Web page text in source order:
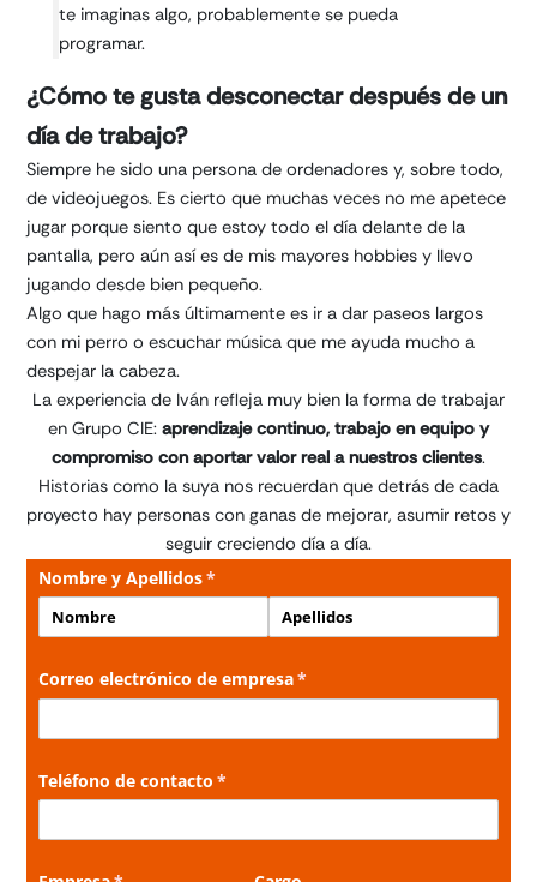
te imaginas algo, probablemente se pueda
programar.
¿Cómo te gusta desconectar después de un
día de trabajo?
Siempre he sido una persona de ordenadores y, sobre todo,
de videojuegos. Es cierto que muchas veces no me apetece
jugar porque siento que estoy todo el día delante de la
pantalla, pero aún así es de mis mayores hobbies y llevo
jugando desde bien pequeño.
Algo que hago más últimamente es ir a dar paseos largos
con mi perro o escuchar música que me ayuda mucho a
despejar la cabeza.
La experiencia de Iván refleja muy bien la forma de trabajar
en Grupo CIE: aprendizaje continuo, trabajo en equipo y
compromiso con aportar valor real a nuestros clientes.
Historias como la suya nos recuerdan que detrás de cada
proyecto hay personas con ganas de mejorar, asumir retos y
seguir creciendo día a día.
Nombre y Apellidos*
(necesario)
Correo electrónico de empresa*
(necesario)
Teléfono de contacto *
(necesario)